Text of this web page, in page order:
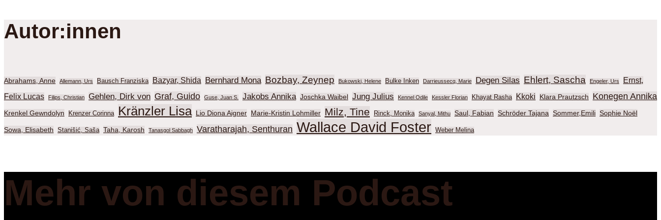
Autor:innen
Abrahams, Anne Allemann, Urs Bausch Franziska Bazyar, Shida Bernhard Mona Bozbay, Zeynep Bukowski, Helene Bulke Inken Darrieussecq, Marie Degen Silas Ehlert, Sascha Engeler, Urs
Ernst,
Felix Lucas
Filips, Christian Gehlen, Dirk von Graf, Guido Guse, Juan S. Jakobs Annika Joschka Waibel Jung Julius Kennel Odile Kessler Florian Khayat Rasha Kkoki Klara Prautzsch Konegen Annika
Krenkel Gewndolyn Krenzer Corinna Kränzler Lisa Lio Diona Aigner Marie-Kristin Lohmiller Milz, Tine Rinck, Monika Sanyal, Mithu Saul, Fabian Schröder Tajana Sommer,Emili Sophie Noël
Sowa, Elisabeth Stanišić, Saša Taha, Karosh Tanasgol Sabbagh Varatharajah, Senthuran Wallace David Foster Weber Melina
Mehr von diesem Podcast